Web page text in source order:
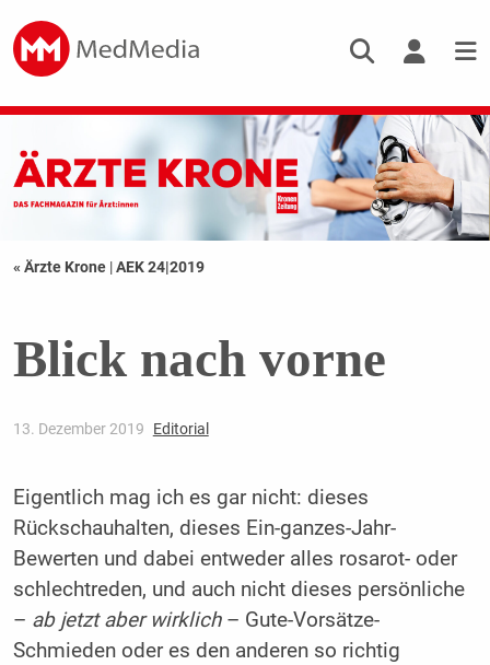
« Ärzte Krone |AEK 24|2019
Blick nach vorne
13. Dezember 2019 Editorial
Eigentlich mag ich es gar nicht: dieses
Rückschauhalten, dieses Ein-ganzes-Jahr-
Bewerten und dabei entweder alles rosarot- oder
schlechtreden, und auch nicht dieses persönliche
– ab jetzt aber wirklich – Gute-Vorsätze-
Schmieden oder es den anderen so richtig